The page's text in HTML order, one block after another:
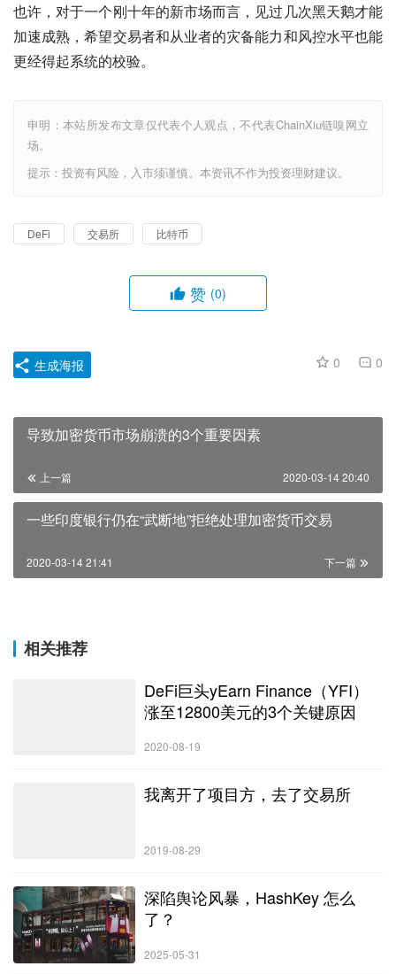
也许，对于一个刚十年的新市场而言，见过几次黑天鹅才能
加速成熟，希望交易者和从业者的灾备能力和风控水平也能
更经得起系统的校验。
申明：本站所发布文章仅代表个人观点，不代表ChainXiu链嗅网立
场。
提示：投资有风险，入市须谨慎。本资讯不作为投资理财建议。
DeFi 交易所 比特币
赞 (0)
0 0
生成海报
导致加密货币市场崩溃的3个重要因素
上一篇 2020-03-14 20:40
一些印度银行仍在“武断地”拒绝处理加密货币交易
下一篇
2020-03-14 21:41
相关推荐
DeFi巨头yEarn Finance（YFI）
涨至12800美元的3个关键原因
2020-08-19
我离开了项目方，去了交易所
2019-08-29
深陷舆论风暴，HashKey 怎么
了？
2025-05-31